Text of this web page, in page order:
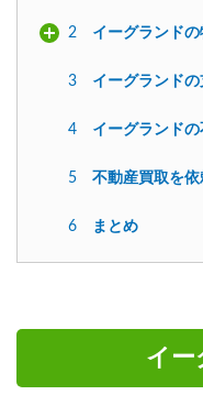
2 イーグランド
3 イーグランド
4 イーグランド
5 不動産買取を
6 まとめ
イー